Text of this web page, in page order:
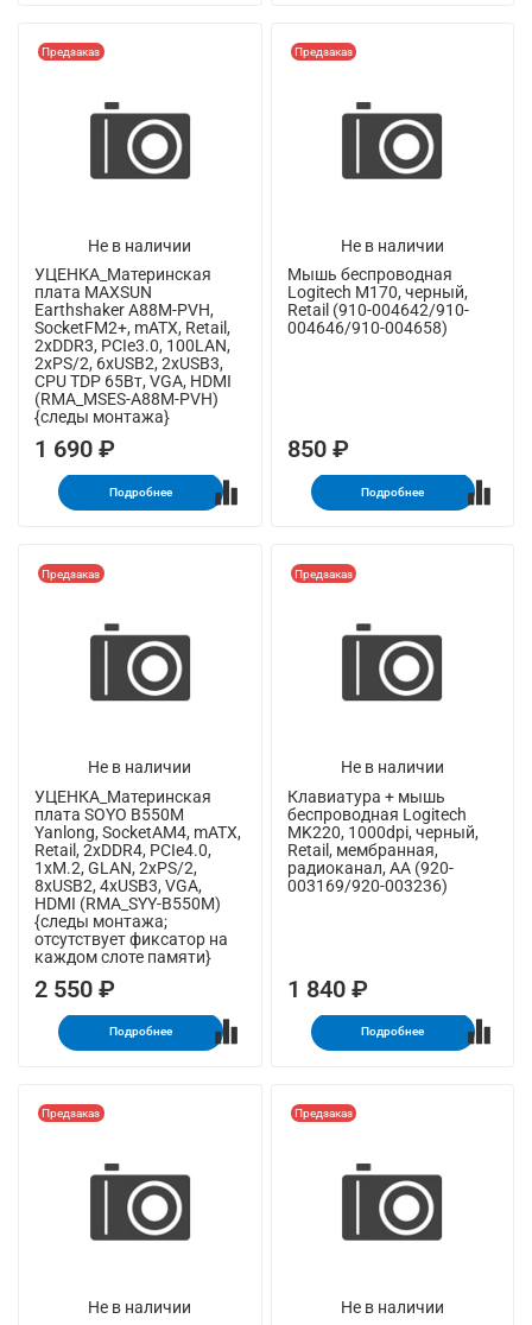
Не в наличии
Предзаказ
УЦЕНКА_Материнская
плата MAXSUN
Earthshaker A88M-PVH,
SocketFM2+, mATX, Retail,
2xDDR3, PCIe3.0, 100LAN,
2xPS/2, 6xUSB2, 2xUSB3,
CPU TDP 65Вт, VGA, HDMI
(RMA_MSES-A88M-PVH)
{следы монтажа}
1 690 ₽
Подробнее
Не в наличии
Предзаказ
Мышь беспроводная
Logitech M170, черный,
Retail (910-004642/910-
004646/910-004658)
850 ₽
Подробнее
Не в наличии
Предзаказ
УЦЕНКА_Материнская
плата SOYO B550M
Yanlong, SocketAM4, mATX,
Retail, 2xDDR4, PCIe4.0,
1xM.2, GLAN, 2xPS/2,
8xUSB2, 4xUSB3, VGA,
HDMI (RMA_SYY-B550M)
{следы монтажа;
отсутствует фиксатор на
каждом слоте памяти}
2 550 ₽
Подробнее
Не в наличии
Предзаказ
Клавиатура + мышь
беспроводная Logitech
MK220, 1000dpi, черный,
Retail, мембранная,
радиоканал, AA (920-
003169/920-003236)
1 840 ₽
Подробнее
Не в наличии
Предзаказ
Не в наличии
Предзаказ